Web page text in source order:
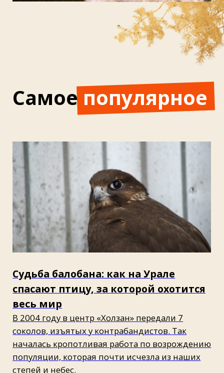
Дельфин выбросился на берег? Ни в
Центр «Дельфа» предупреждает: любое дикое
животное может быть опасным для человека.
Не дикие, но беззащитные: как
спасают лошадей, пони и хрюшек
Видеоистория о центре, где
сельскохозяйственные животные, чудом
избежавшие смерти, снова начинают верить
миру и людям.
Смотреть
Цена одного полета: как
возвращают к жизни птиц,
пострадавших от мазута
Рассказываем, какой путь проходят птицы
в центре «Жемчужная» под Анапой: как
устроена их реабилитация и что сколько труда
стоит за фразой «окрыляет, когда они